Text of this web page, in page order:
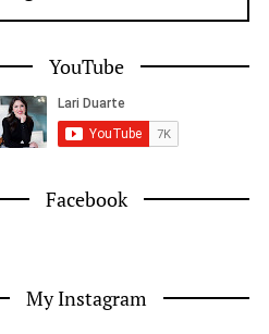
YouTube
Facebook
My Instagram